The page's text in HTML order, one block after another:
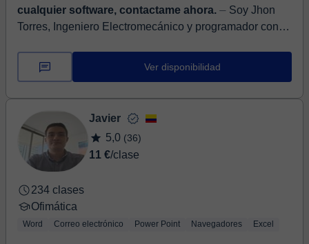
cualquier software, contactame ahora. ⏤ Soy Jhon
Torres, Ingeniero Electromecánico y programador con
de 9 a 50 años. He guiado a niños, jóv...
Ver disponibilidad
Javier
5,0 (36)
11 €/clase
234 clases
Ofimática
Word Correo electrónico Power Point Navegadores Excel